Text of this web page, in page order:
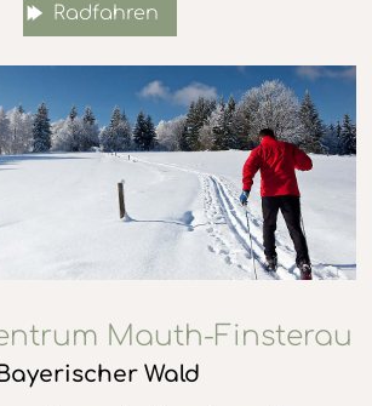
Radfahren
Mauth-Finsterau
Wald